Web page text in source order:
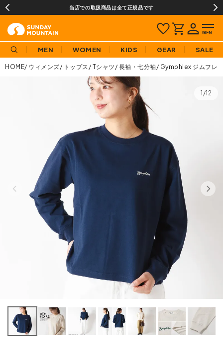
当店での取扱商品は全て正規品です
MEN WOMEN KIDS GEAR SALE
HOME ウィメンズ トップス Tシャツ 長袖・七分袖 Gymphlex ジムフレ
1/12